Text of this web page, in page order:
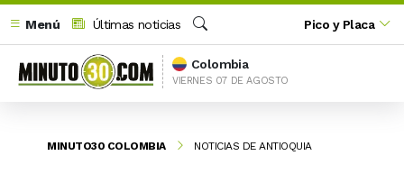
Menú
Últimas noticias
Buscar
Pico y Placa
Colombia
VIERNES 07 DE AGOSTO
MINUTO30 COLOMBIA NOTICIAS DE ANTIOQUIA